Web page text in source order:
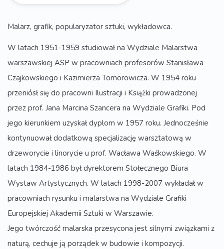
Malarz, grafik, popularyzator sztuki, wykładowca.
W latach 1951-1959 studiował na Wydziale Malarstwa
warszawskiej ASP w pracowniach profesorów Stanisława
Czajkowskiego i Kazimierza Tomorowicza. W 1954 roku
przeniósł się do pracowni Ilustracji i Książki prowadzonej
przez prof. Jana Marcina Szancera na Wydziale Grafiki. Pod
jego kierunkiem uzyskał dyplom w 1957 roku. Jednocześnie
kontynuował dodatkową specjalizację warsztatową w
drzeworycie i linorycie u prof. Wacława Waśkowskiego. W
latach 1984-1986 był dyrektorem Stołecznego Biura
Wystaw Artystycznych. W latach 1998-2007 wykładał w
pracowniach rysunku i malarstwa na Wydziale Grafiki
Europejskiej Akademii Sztuki w Warszawie.
Jego twórczość malarska przesycona jest silnymi związkami z
naturą, cechuje ją porządek w budowie i kompozycji.